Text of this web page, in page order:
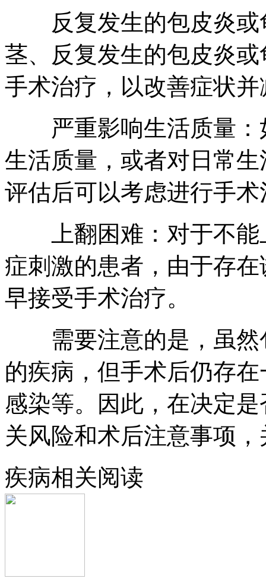
反复发生的包皮炎或
茎、反复发生的包皮炎
手术治疗，以改善症状
严重影响生活质量：
生活质量，或者对日常
评估后可以考虑进行手术
上翻困难：对于不能
症刺激的患者，由于存
早接受手术治疗。
需要注意的是，虽然
的疾病，但手术后仍存
感染等。因此，在决定
关风险和术后注意事项
疾病相关阅读